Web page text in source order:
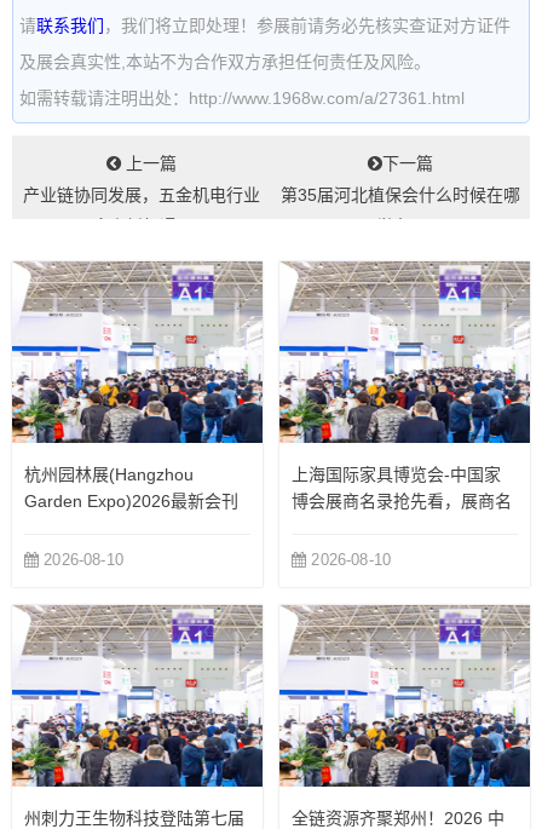
请联系我们 ，我们将立即处理！参展前请务必先核实查证对方证件
及展会真实性,本站不为合作双方承担任何责任及风险。
如需转载请注明出处：http://www.1968w.com/a/27361.html
上一篇
产业链协同发展，五金机电行业
下一篇
第35届河北植保会什么时候在哪
杭州园林展(Hangzhou
Garden Expo)2026最新会刊
2026-08-10
上海国际家具博览会-中国家
博会展商名录抢先看，展商名
2026-08-10
州刺力王生物科技登陆第七届
全链资源齐聚郑州！2026 中